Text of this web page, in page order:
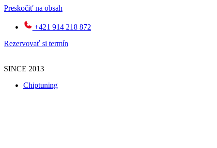
Preskočiť na obsah
+421 914 218 872
Rezervovať si termín
SINCE 2013
Chiptuning